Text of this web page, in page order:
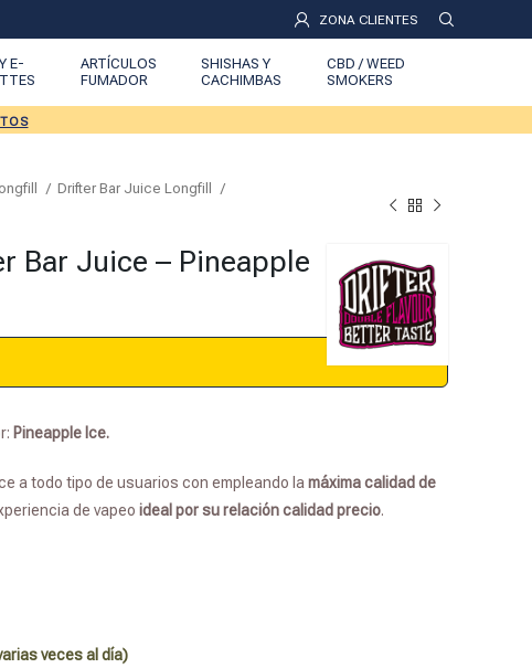
ZONA CLIENTES
E-
ARTÍCULOS
FUMADOR
SHISHAS Y
CACHIMBAS
CBD / WEED
SMOKERS
Drifter Bar Juice Longfill
Bar Juice – Pineapple
Pineapple Ice.
a todo tipo de usuarios con empleando lamáxima calidad de
de vapeo ideal por su relación calidad precio.
veces al día)